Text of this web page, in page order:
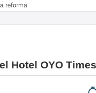
reforma
Hotel OYO